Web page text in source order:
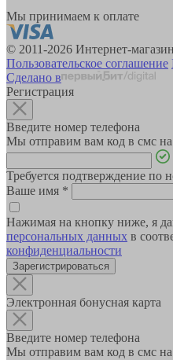
Мы принимаем к оплате
© 2011-2026 Интернет-
Пользовательское соглашение
Сделано в
Регистрация
Введите номер телефона
Мы отправим вам код в смс
Требуется подтверждение по
Ваше имя *
Нажимая на кнопку ниже, я
персональных данных в
конфиденциальности
Зарегистрироваться
Электронная бонусная карта
Введите номер телефона
Мы отправим вам код в смс